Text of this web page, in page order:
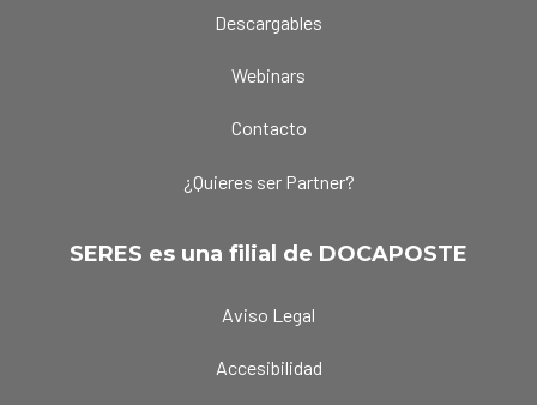
Descargables
Webinars
Contacto
¿Quieres ser Partner?
SERES es una filial de DOCAPOSTE
Aviso Legal
Accesibilidad